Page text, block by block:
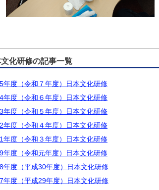
文化研修の記事一覧
年度（令和７年度）日本文化研修
年度（令和６年度）日本文化研修
年度（令和５年度）日本文化研修
年度（令和４年度）日本文化研修
年度（令和３年度）日本文化研修
年度（令和元年度）日本文化研修
年度（平成30年度）日本文化研修
年度（平成29年度）日本文化研修